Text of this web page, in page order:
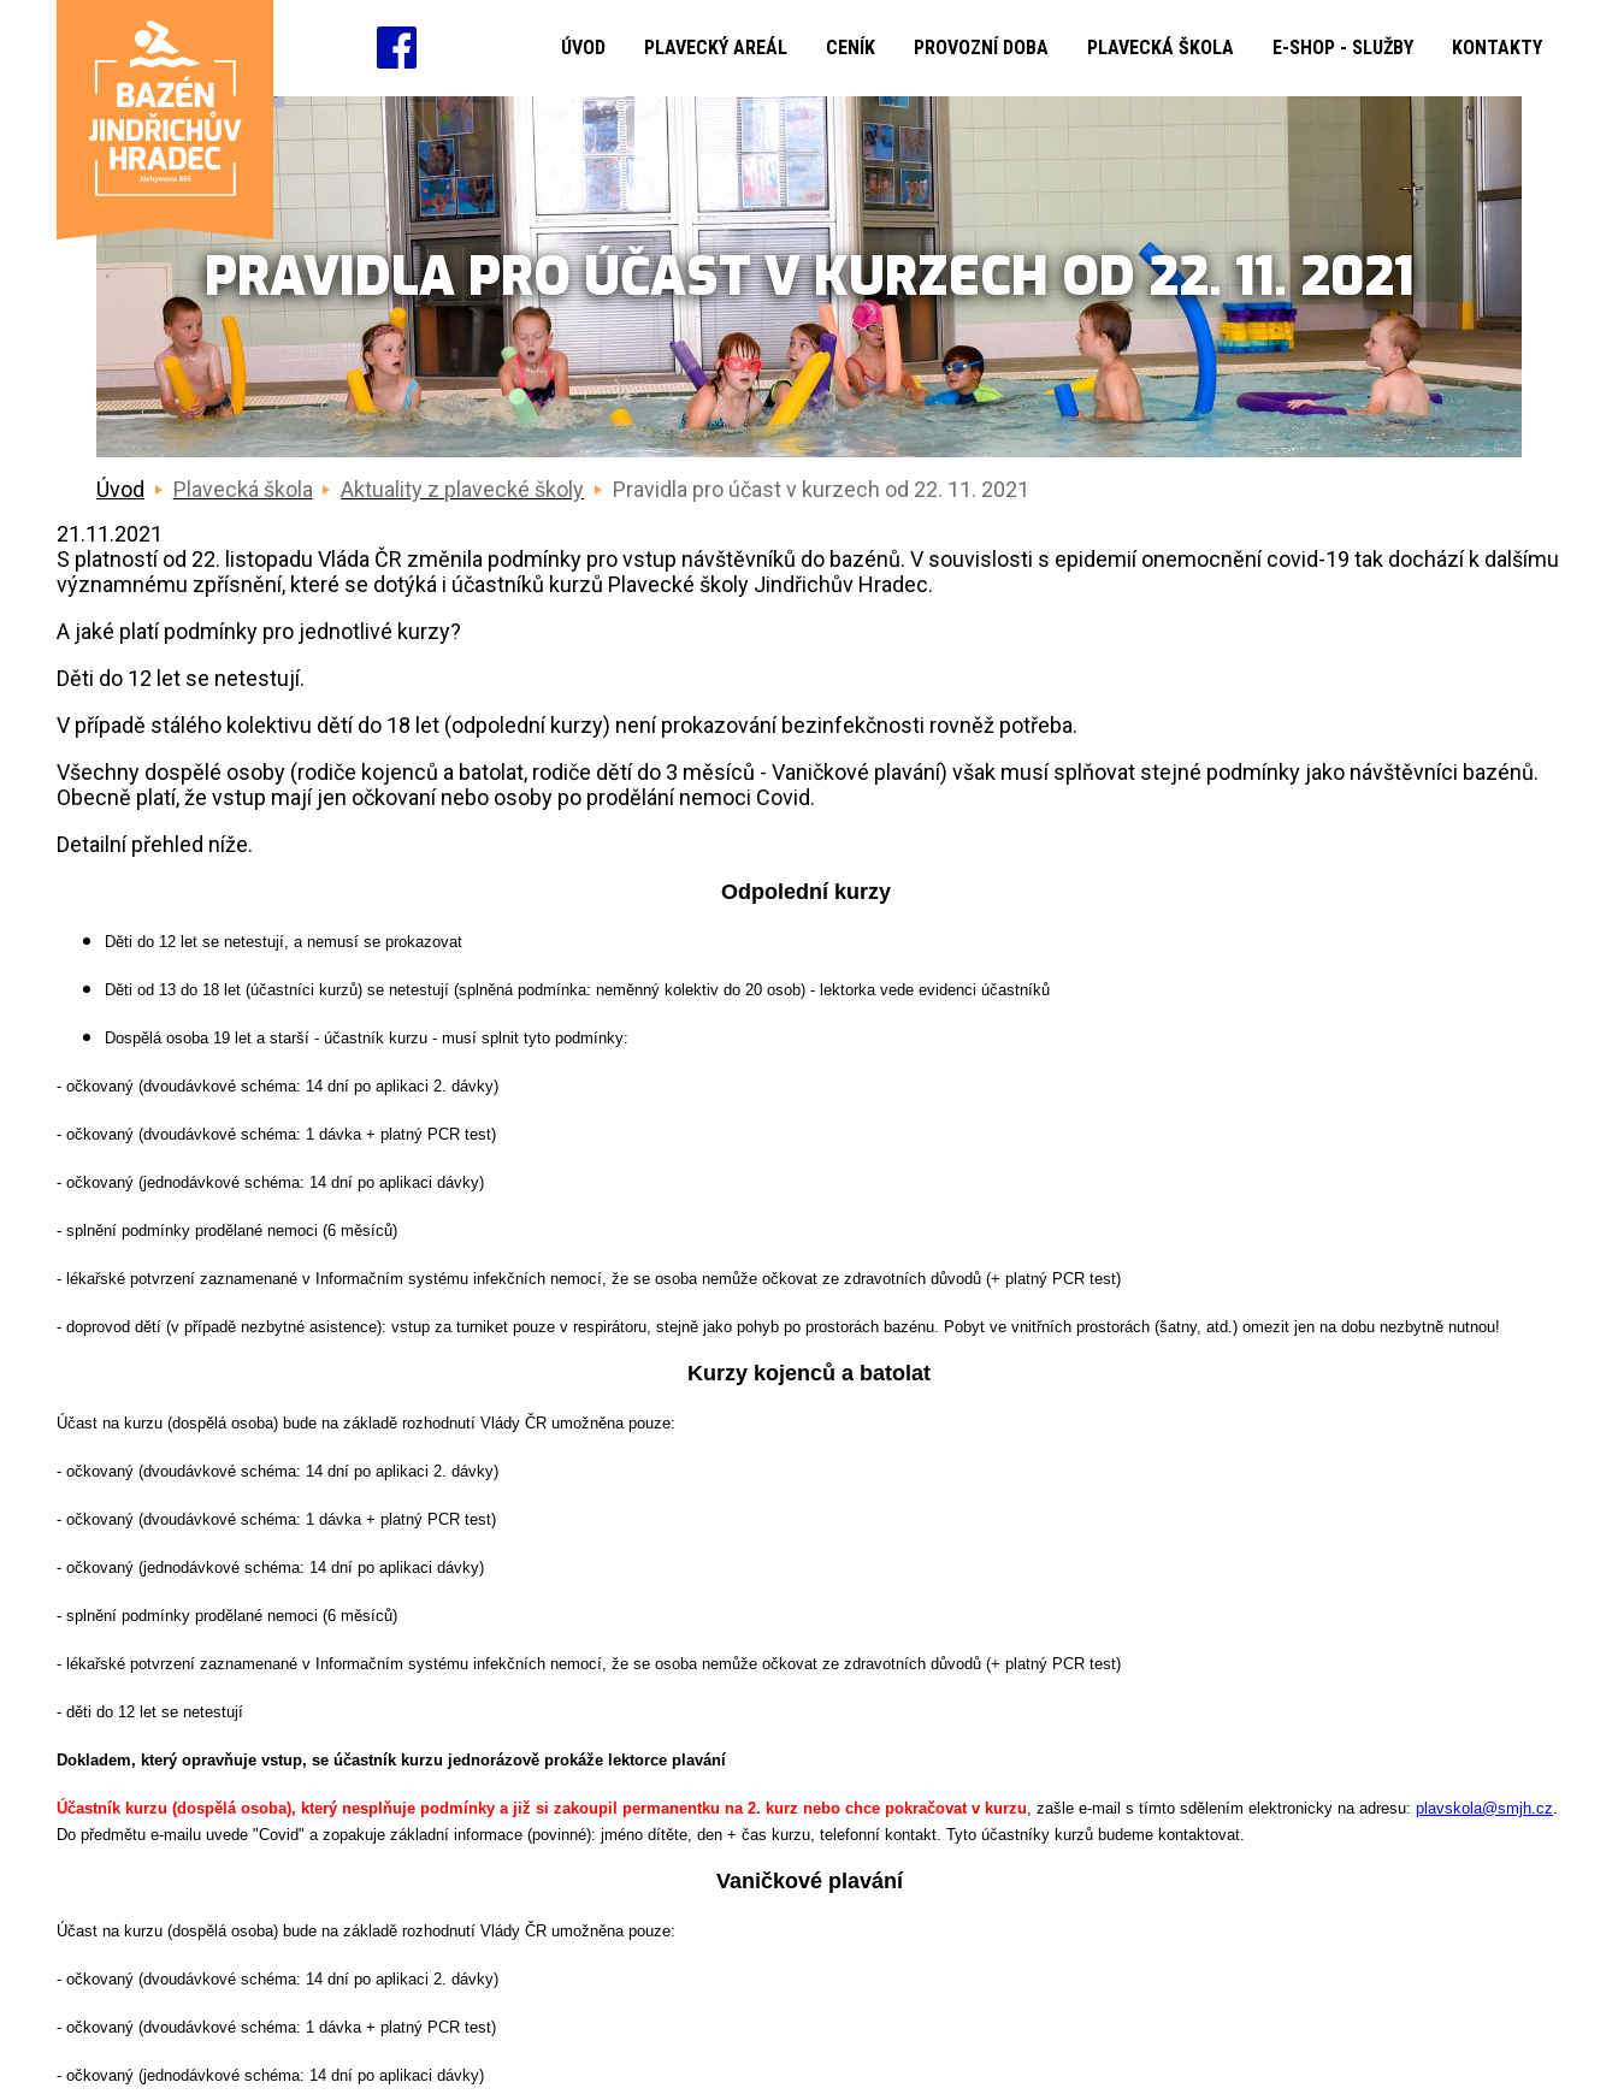
ÚVOD PLAVECKÝ AREÁL CENÍK PROVOZNÍ DOBA PLAVECKÁ ŠKOLA E-SHOP - SLUŽBY KONTAKTY
PRAVIDLA PRO ÚČAST V KURZECH OD 22. 11. 2021
Úvod Plavecká škola Aktuality z plavecké školy
Pravidla pro účast v kurzech od 22. 11. 2021
21.11.2021
S platností od 22. listopadu Vláda ČR změnila podmínky pro vstup návštěvníků do bazénů. V souvislosti s epidemií onemocnění covid-19 tak dochází k dalšímu
významnému zpřísnění, které se dotýká i účastníků kurzů Plavecké školy Jindřichův Hradec.
A jaké platí podmínky pro jednotlivé kurzy?
Děti do 12 let se netestují.
V případě stálého kolektivu dětí do 18 let (odpolední kurzy) není prokazování bezinfekčnosti rovněž potřeba.
Všechny dospělé osoby (rodiče kojenců a batolat, rodiče dětí do 3 měsíců - Vaničkové plavání) však musí splňovat stejné podmínky jako návštěvníci bazénů.
Obecně platí, že vstup mají jen očkovaní nebo osoby po prodělání nemoci Covid.
Detailní přehled níže.
Odpolední kurzy
Děti do 12 let se netestují, a nemusí se prokazovat
Děti od 13 do 18 let (účastníci kurzů) se netestují (splněná podmínka: neměnný kolektiv do 20 osob) - lektorka vede evidenci účastníků
Dospělá osoba 19 let a starší - účastník kurzu - musí splnit tyto podmínky:
- očkovaný (dvoudávkové schéma: 14 dní po aplikaci 2. dávky)
- očkovaný (dvoudávkové schéma: 1 dávka + platný PCR test)
- očkovaný (jednodávkové schéma: 14 dní po aplikaci dávky)
- splnění podmínky prodělané nemoci (6 měsíců)
- lékařské potvrzení zaznamenané v Informačním systému infekčních nemocí, že se osoba nemůže očkovat ze zdravotních důvodů (+ platný PCR test)
- doprovod dětí (v případě nezbytné asistence): vstup za turniket pouze v respirátoru, stejně jako pohyb po prostorách bazénu. Pobyt ve vnitřních prostorách (šatny, atd.) omezit jen na dobu nezbytně nutnou!
Kurzy kojenců a batolat
Účast na kurzu (dospělá osoba) bude na základě rozhodnutí Vlády ČR umožněna pouze:
- očkovaný (dvoudávkové schéma: 14 dní po aplikaci 2. dávky)
- očkovaný (dvoudávkové schéma: 1 dávka + platný PCR test)
- očkovaný (jednodávkové schéma: 14 dní po aplikaci dávky)
- splnění podmínky prodělané nemoci (6 měsíců)
- lékařské potvrzení zaznamenané v Informačním systému infekčních nemocí, že se osoba nemůže očkovat ze zdravotních důvodů (+ platný PCR test)
- děti do 12 let se netestují
Dokladem, který opravňuje vstup, se účastník kurzu jednorázově prokáže lektorce plavání
Účastník kurzu (dospělá osoba), který nesplňuje podmínky a již si zakoupil permanentku na 2. kurz nebo chce pokračovat v kurzu, zašle e-mail s tímto sdělením elektronicky na adresu: plavskola@smjh.cz.
Do předmětu e-mailu uvede "Covid" a zopakuje základní informace (povinné): jméno dítěte, den + čas kurzu, telefonní kontakt. Tyto účastníky kurzů budeme kontaktovat.
Vaničkové plavání
Účast na kurzu (dospělá osoba) bude na základě rozhodnutí Vlády ČR umožněna pouze:
- očkovaný (dvoudávkové schéma: 14 dní po aplikaci 2. dávky)
- očkovaný (dvoudávkové schéma: 1 dávka + platný PCR test)
- očkovaný (jednodávkové schéma: 14 dní po aplikaci dávky)